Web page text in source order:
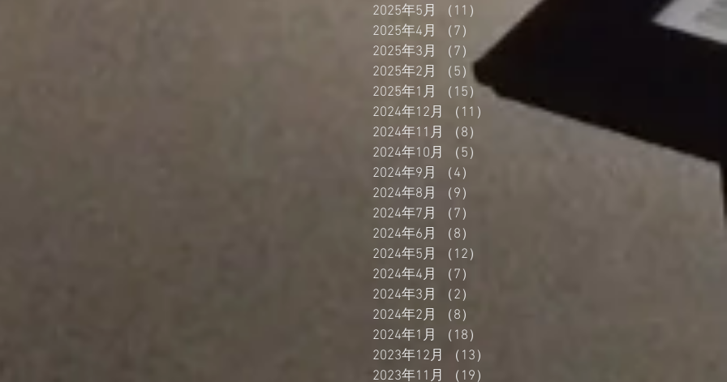
2025年5月
（11）
11件の記事
2025年4月
（7）
7件の記事
2025年3月
（7）
7件の記事
2025年2月
（5）5件の記事
2025年1月
（15）15件の記事
2024年12月
（11）
11件の記事
2024年11月
（8）
2024年10月
（5）
2024年9月
（4）
2024年8月
（9）
2024年7月
（7）
2024年6月
（8）
2024年5月
（12）
2024年4月
（7）
2024年3月
（2）
2024年2月
（8）
2024年1月
（18）
2023年12月
（13）
2023年11月
（19）